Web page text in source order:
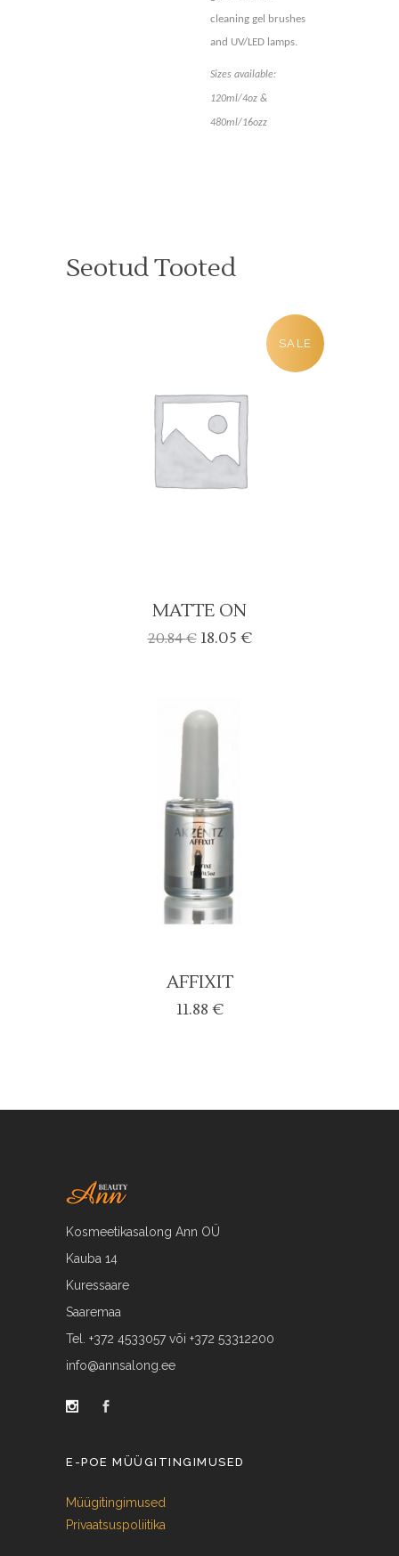
cleaning gel brushes
and UV/LED lamps.
Sizes available:
120ml/4oz &
480ml/16ozz
Seotud Tooted
SALE
MATTE ON
20.84€ Algne
18.05 €Current
AFFIXIT
11.88 €
Kosmeetikasalong Ann OÜ
Kauba 14
Kuressaare
Saaremaa
Tel. +372 4533057 või +372 53312200
info@annsalong.ee
E-POE MÜÜGITINGIMUSED
Müügitingimused
Privaatsuspoliitika